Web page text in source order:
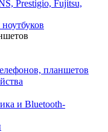
Prestigio, Fujitsu,
планшетов
и Bluetooth-